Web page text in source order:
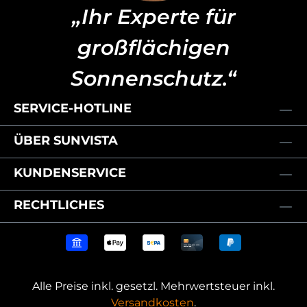
„Ihr Experte für
großflächigen
Sonnenschutz.“
SERVICE-HOTLINE
ÜBER SUNVISTA
KUNDENSERVICE
RECHTLICHES
Alle Preise inkl. gesetzl. Mehrwertsteuer inkl.
Versandkosten.